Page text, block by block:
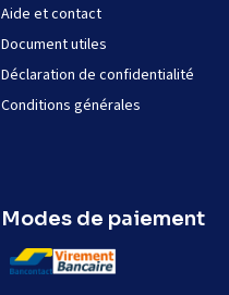
Aide et contact
Document utiles
Déclaration de confidentialité
Conditions générales
Modes de paiement